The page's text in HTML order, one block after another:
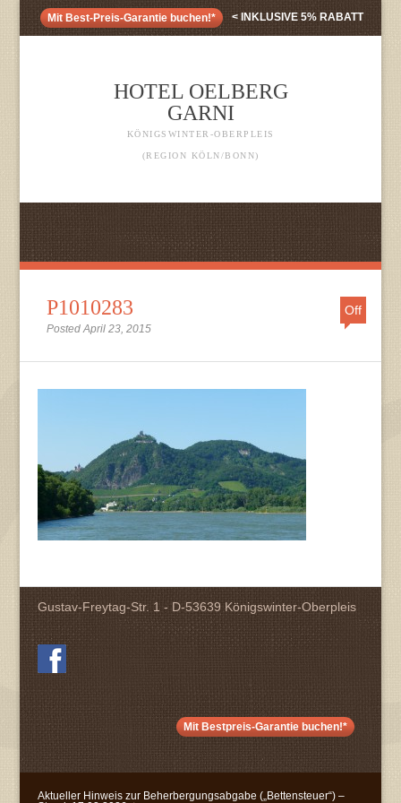
Mit Best-Preis-Garantie buchen!* < INKLUSIVE 5% RABATT
HOTEL OELBERG
GARNI
KÖNIGSWINTER-OBERPLEIS
(REGION KÖLN/BONN)
P1010283
Posted April 23, 2015
Off
Gustav-Freytag-Str. 1 - D-53639 Königswinter-Oberpleis
Mit Bestpreis-Garantie buchen!*
Aktueller Hinweis zur Beherbergungsabgabe („Bettensteuer“) –